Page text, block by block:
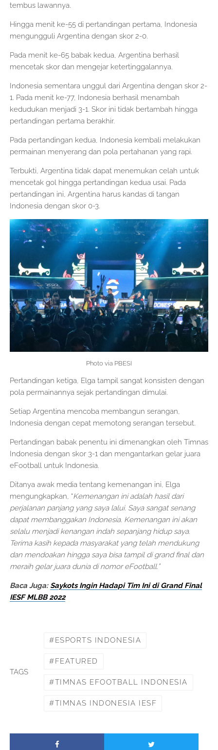
tembus lawannya.
Hingga menit ke-55 di pertandingan pertama, Indonesia
mengungguli Argentina dengan skor 2-0.
Pada menit ke-65 babak kedua, Argentina berhasil
mencetak skor dan mengejar ketertinggalannya.
Indonesia sementara unggul dari Argentina dengan skor 2-
1. Pada menit ke-77, Indonesia berhasil menambah
kedudukan menjadi 3-1. Skor ini tidak bertambah hingga
pertandingan pertama berakhir.
Pada pertandingan kedua, Indonesia kembali melakukan
permainan menyerang dan pola pertahanan yang rapi.
Terbukti, Argentina tidak dapat menemukan celah untuk
mencetak gol hingga pertandingan kedua usai. Pada
pertandingan ini, Argentina harus kandas di tangan
Indonesia dengan skor 0-3.
Photo via PBESI
Pertandingan ketiga, Elga tampil sangat konsisten dengan
pola permainannya sejak pertandingan dimulai.
Setiap Argentina mencoba membangun serangan,
Indonesia dengan cepat memotong serangan tersebut.
Pertandingan babak penentu ini dimenangkan oleh Timnas
Indonesia dengan skor 3-1 dan mengantarkan gelar juara
eFootball untuk Indonesia.
Ditanya awak media tentang kemenangan ini, Elga
mengungkapkan, “Kemenangan ini adalah hasil dari
perjalanan panjang yang saya lalui. Saya sangat senang
dapat membanggakan Indonesia. Kemenangan ini akan
selalu menjadi kenangan indah sepanjang hidup saya.
Terima kasih kepada masyarakat yang telah mendukung
dan mendoakan hingga saya bisa tampil di grand final dan
meraih gelar juara dunia di nomor eFootball.”
Baca Juga:Saykots Ingin Hadapi Tim Ini di Grand Final
IESF MLBB 2022
TAGS
ESPORTS INDONESIA
FEATURED
TIMNAS EFOOTBALL INDONESIA
TIMNAS INDONESIA IESF